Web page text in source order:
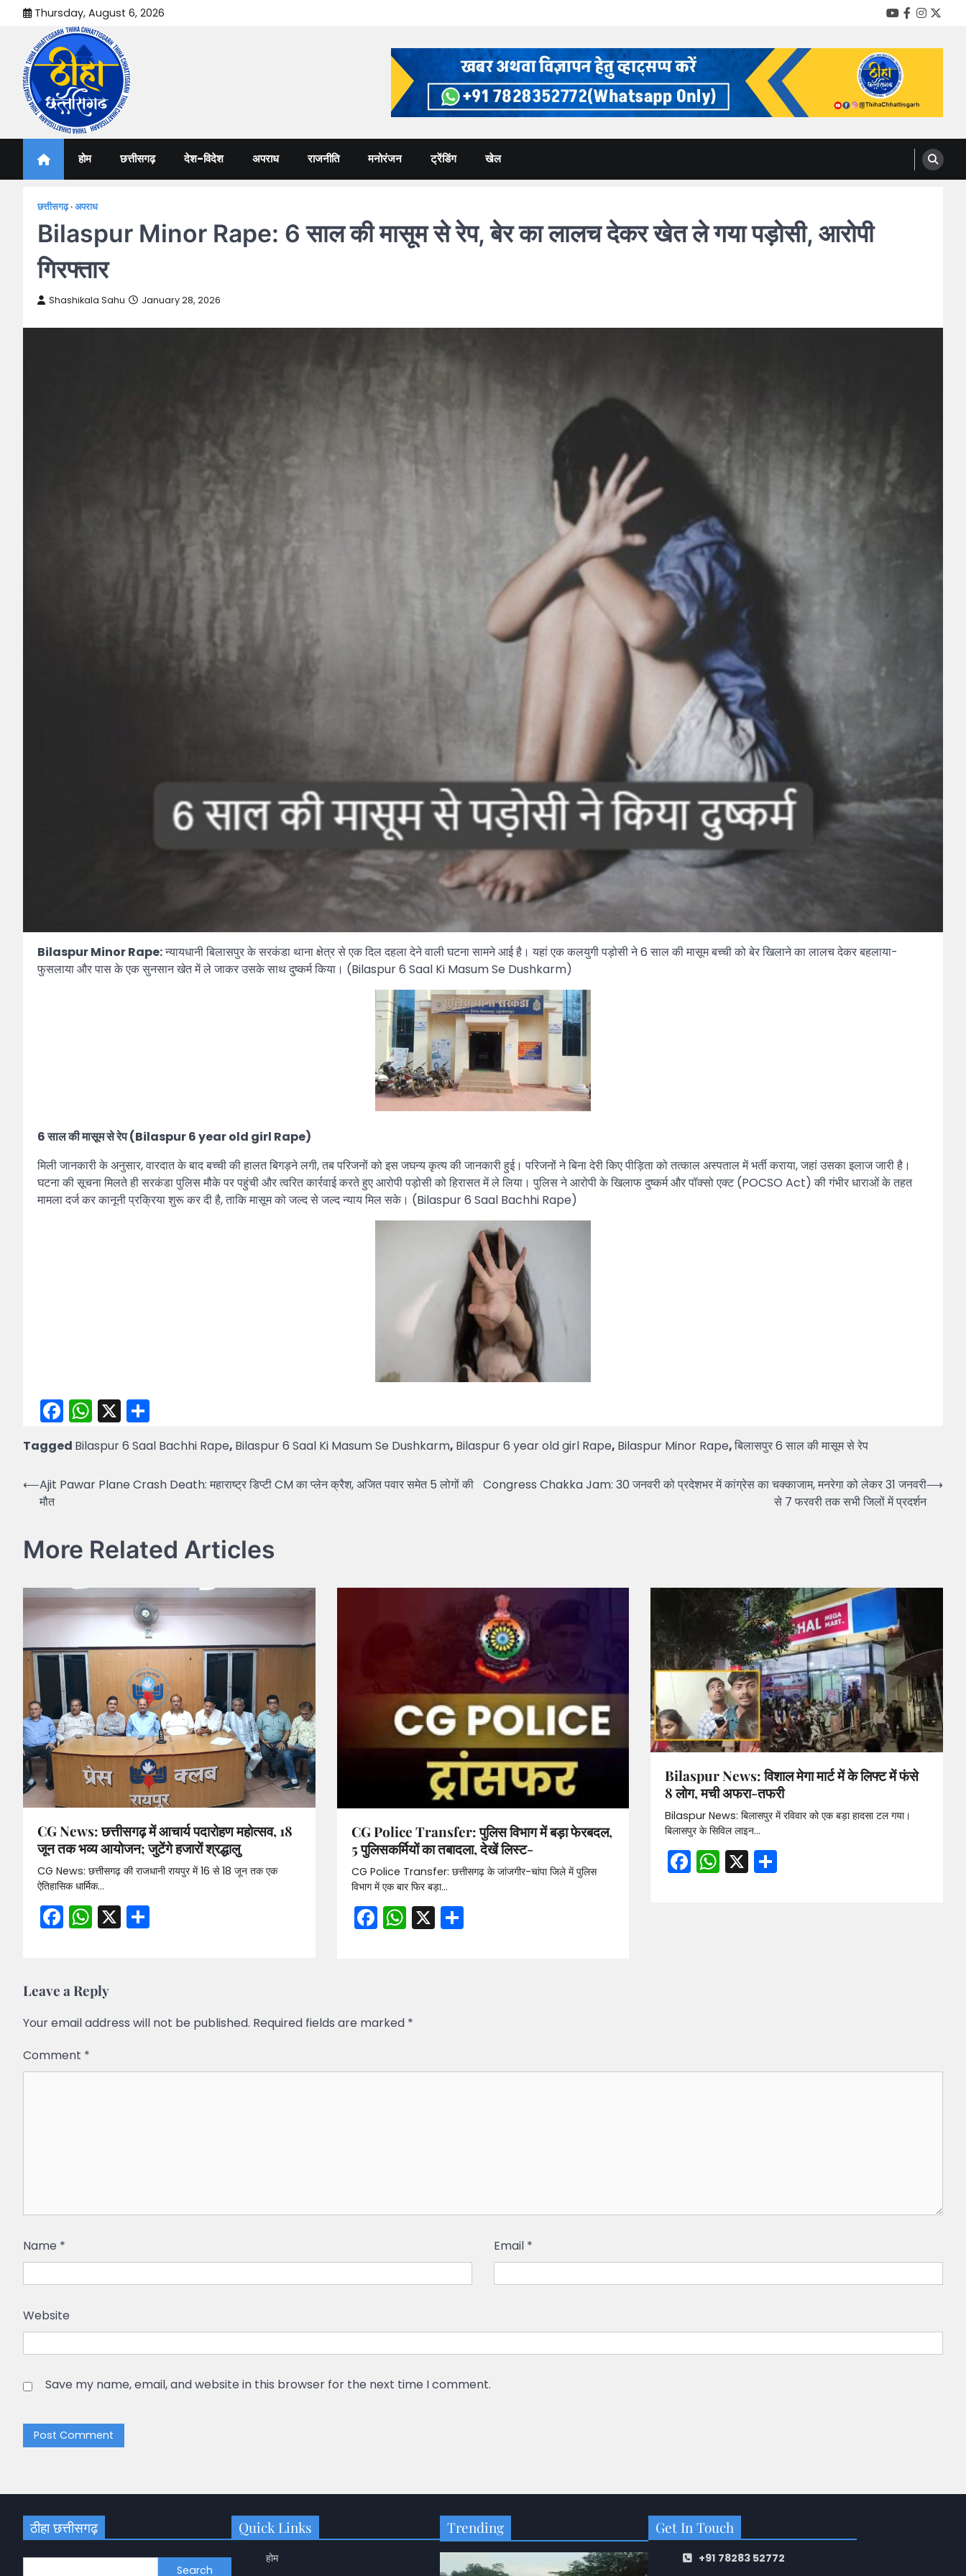
content
Thursday, August 6, 2026 YouTube
Facebook
Thiha Chhattisgarh
होम छत्तीसगढ़ देश-विदेश अपराध राजनीति मनोरंजन ट्रेंडिंग खेल
छत्तीसगढ़ अपराध
Bilaspur Minor Rape: 6 साल की मासूम से रेप, बेर का लालच देकर खेत ले गया पड़ोसी, आरोपी
गिरफ्तार
Shashikala Sahu January 28, 2026
Bilaspur Minor Rape:न्यायधानी बिलासपुर के सरकंडा थाना क्षेत्र से एक दिल दहला देने वाली घटना सामने आई है। यहां एक कलयुगी पड़ोसी ने 6 साल की मासूम बच्ची को बेर खिलाने का लालच देकर बहलाया-
फुसलाया और पास के एक सुनसान खेत में ले जाकर उसके साथ दुष्कर्म किया। (Bilaspur 6 Saal Ki Masum Se Dushkarm)
6 साल की मासूम से रेप (Bilaspur 6 year old girl Rape)
मिली जानकारी के अनुसार, वारदात के बाद बच्ची की हालत बिगड़ने लगी, तब परिजनों को इस जघन्य कृत्य की जानकारी हुई। परिजनों ने बिना देरी किए पीड़िता को तत्काल अस्पताल में भर्ती कराया, जहां उसका इलाज जारी है।
घटना की सूचना मिलते ही सरकंडा पुलिस मौके पर पहुंची और त्वरित कार्रवाई करते हुए आरोपी पड़ोसी को हिरासत में ले लिया। पुलिस ने आरोपी के खिलाफ दुष्कर्म और पॉक्सो एक्ट (POCSO Act) की गंभीर धाराओं के तहत
मामला दर्ज कर कानूनी प्रक्रिया शुरू कर दी है, ताकि मासूम को जल्द से जल्द न्याय मिल सके। (Bilaspur 6 Saal Bachhi Rape)
Facebook
WhatsApp
X
Tagged Bilaspur 6 Saal Bachhi Rape, Bilaspur 6 Saal Ki Masum Se Dushkarm, Bilaspur 6 year old girl Rape, Bilaspur Minor Rape,बिलासपुर 6 साल की मासूम से रेप
Post
navigation
⟵Ajit Pawar Plane Crash Death: महाराष्ट्र डिप्टी CM का प्लेन क्रैश, अजित पवार समेत 5 लोगों की
मौत
Congress Chakka Jam: 30 जनवरी को प्रदेशभर में कांग्रेस का चक्काजाम, मनरेगा को लेकर 31 जनवरी
से 7 फरवरी तक सभी जिलों में प्रदर्शन
⟶
More Related Articles
CG News: छत्तीसगढ़ में आचार्य पदारोहण महोत्सव, 18
जून तक भव्य आयोजन; जुटेंगे हजारों श्रद्धालु
CG News: छत्तीसगढ़ की राजधानी रायपुर में 16 से 18 जून तक एक
ऐतिहासिक धार्मिक…
Facebook
WhatsApp
X
CG Police Transfer: पुलिस विभाग में बड़ा फेरबदल,
5 पुलिसकर्मियों का तबादला, देखें लिस्ट-
CG Police Transfer: छत्तीसगढ़ के जांजगीर-चांपा जिले में पुलिस
विभाग में एक बार फिर बड़ा…
Facebook
WhatsApp
X Share
Bilaspur News: विशाल मेगा मार्ट में के लिफ्ट में फंसे
8 लोग, मची अफरा-तफरी
Bilaspur News: बिलासपुर में रविवार को एक बड़ा हादसा टल गया।
बिलासपुर के सिविल लाइन…
Facebook
WhatsApp
X
Leave a Reply
Your email address will not be published. Required fields are marked *
Comment *
Name * Email *
Website
Save my name, email, and website in this browser for the next time I comment.
ठीहा छत्तीसगढ़
Search
Quick Links
होम
Trending Get In Touch
+91 78283 52772